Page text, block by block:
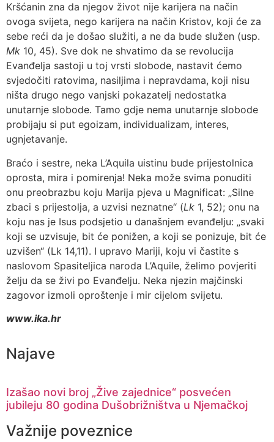
Kršćanin zna da njegov život nije karijera na način
ovoga svijeta, nego karijera na način Kristov, koji će za
sebe reći da je došao služiti, a ne da bude služen (usp.
Mk 10, 45). Sve dok ne shvatimo da se revolucija
Evanđelja sastoji u toj vrsti slobode, nastavit ćemo
svjedočiti ratovima, nasiljima i nepravdama, koji nisu
ništa drugo nego vanjski pokazatelj nedostatka
unutarnje slobode. Tamo gdje nema unutarnje slobode
probijaju si put egoizam, individualizam, interes,
ugnjetavanje.
Braćo i sestre, neka L’Aquila uistinu bude prijestolnica
oprosta, mira i pomirenja! Neka može svima ponuditi
onu preobrazbu koju Marija pjeva u Magnificat: „Silne
zbaci s prijestolja, a uzvisi neznatne“ (Lk 1, 52); onu na
koju nas je Isus podsjetio u današnjem evanđelju: „svaki
koji se uzvisuje, bit će ponižen, a koji se ponizuje, bit će
uzvišen“ (Lk 14,11). I upravo Mariji, koju vi častite s
naslovom Spasiteljica naroda L’Aquile, želimo povjeriti
želju da se živi po Evanđelju. Neka njezin majčinski
zagovor izmoli oproštenje i mir cijelom svijetu.
www.ika.hr
Najave
Izašao novi broj „Žive zajednice“ posvećen
jubileju 80 godina Dušobrižništva u Njemačkoj
Važnije poveznice